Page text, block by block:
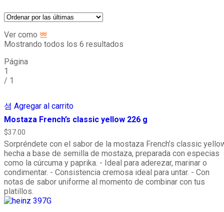
Ver como
Mostrando todos los 6 resultados
Página
1
/ 1
Agregar al carrito
Mostaza French’s classic yellow 226 g
$37.00
Sorpréndete con el sabor de la mostaza French’s classic
hecha a base de semilla de mostaza, preparada con especias
como la cúrcuma y paprika. - Ideal para aderezar, marinar o
condimentar. - Consistencia cremosa ideal para untar. - Con
notas de sabor uniforme al momento de combinar con tus
platillos.